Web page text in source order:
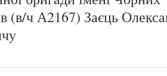
(в/ч А2167) Заєць